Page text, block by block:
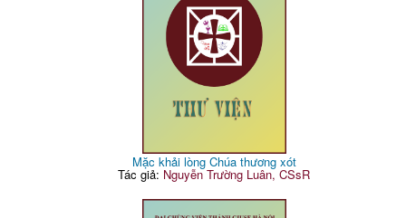
Mặc khải lòng Chúa thương xót
Tác giả: Nguyễn Trường Luân, CSsR